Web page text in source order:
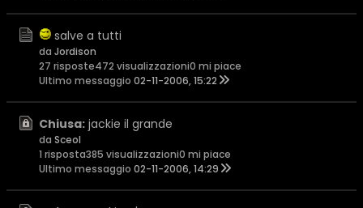
salve a tutti
da Jordison
27 risposte472 visualizzazioni0 mi piace
Ultimo messaggio 02-11-2006, 15:22
Chiusa: jackie il grande
da Sceol
1 risposta385 visualizzazioni0 mi piace
Ultimo messaggio 02-11-2006, 14:29